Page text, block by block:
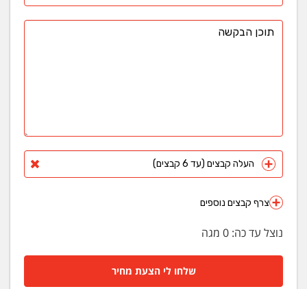
העלה קבצים (עד 6 קבצים)
צרף קבצים נוספים
נוצל עד כה: 0 מגה
שלחו לי הצעת מחיר